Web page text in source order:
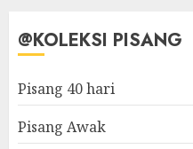
@KOLEKSI PISANG
Pisang 40 hari
Pisang Awak